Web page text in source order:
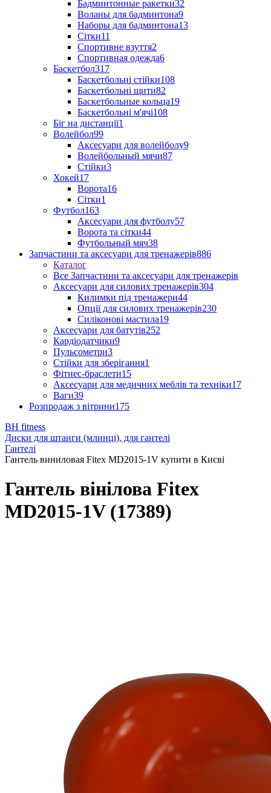
Бадминтонные ракетки32
Воланы для бадминтона9
Наборы для бадминтона13
Сітки11
Спортивне взуття2
Спортивная одежда6
Баскетбол317
Баскетбольні стійки108
Баскетбольні щити82
Баскетбольные кольца19
Баскетбольні м'ячі108
Біг на дистанції1
Волейбол99
Аксесуари для волейболу9
Волейбольный мячи87
Стійки3
Хокей17
Ворота16
Сітки1
Футбол163
Аксесуари для футболу57
Ворота та сітки44
Футбольный мяч38
Запчастини та аксесуари для тренажерів886
Каталог
Все Запчастини та аксесуари для тренажерів
Аксесуари для силових тренажерів304
Килимки під тренажери44
Опції для силових тренажерів230
Силіконові мастила19
Аксесуари для батутів252
Кардіодатчики9
Пульсометри3
Стійки для зберігання1
Фітнес-браслети15
Аксесуари для медичних меблів та техніки17
Ваги39
Розпродаж з вітрини175
BH fitness
Диски для штанги (млинці), для гантелі
Гантелі
Гантель виниловая Fitex MD2015-1V купити в Києві
Гантель вінілова Fitex
MD2015-1V (17389)